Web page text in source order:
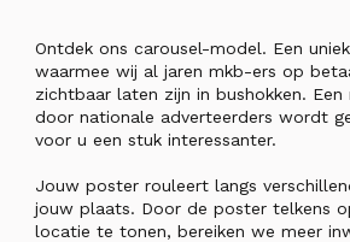
Ontdek ons carousel-model. Een
waarmee wij al jaren mkb-ers op
zichtbaar laten zijn in bushokken.
door nationale adverteerders wordt
voor u een stuk interessanter.
Jouw poster rouleert langs
jouw plaats. Door de poster telkens
locatie te tonen, bereiken we meer